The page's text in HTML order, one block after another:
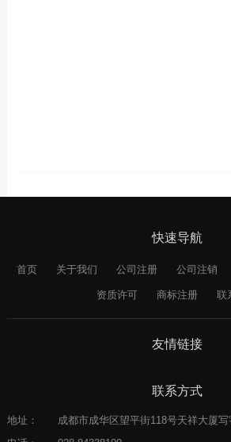
快速导航
首页 关于我们 公司注册 公司注销
资质许可 商标注册 联
友情链接
联系方式
地址：
成都市成华区望平街118号天祥大厦